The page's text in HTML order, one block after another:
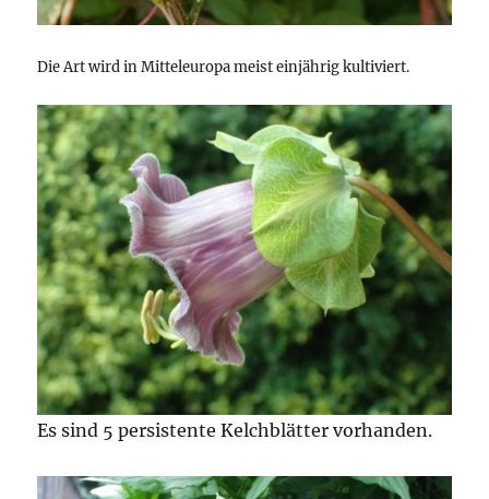
Die Art wird in Mitteleuropa meist einjährig kultiviert.
Es sind 5 persistente Kelchblätter vorhanden.